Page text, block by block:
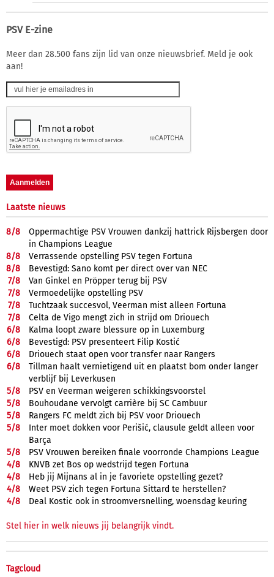
PSV E-zine
Meer dan 28.500 fans zijn lid van onze nieuwsbrief. Meld je ook
aan!
Laatste nieuws
8/8
Oppermachtige PSV Vrouwen dankzij hattrick Rijsbergen door
in Champions League
8/8
Verrassende opstelling PSV tegen Fortuna
8/8
Bevestigd: Sano komt per direct over van NEC
7/8
Van Ginkel en Pröpper terug bij PSV
7/8
Vermoedelijke opstelling PSV
7/8
Tuchtzaak succesvol, Veerman mist alleen Fortuna
7/8
Celta de Vigo mengt zich in strijd om Driouech
6/8
Kalma loopt zware blessure op in Luxemburg
6/8
Bevestigd: PSV presenteert Filip Kostić
6/8
Driouech staat open voor transfer naar Rangers
6/8
Tillman haalt vernietigend uit en plaatst bom onder langer
verblijf bij Leverkusen
5/8
PSV en Veerman weigeren schikkingsvoorstel
5/8
Bouhoudane vervolgt carrière bij SC Cambuur
5/8
Rangers FC meldt zich bij PSV voor Driouech
5/8
Inter moet dokken voor Perišić, clausule geldt alleen voor
Barça
5/8
PSV Vrouwen bereiken finale voorronde Champions League
4/8
KNVB zet Bos op wedstrijd tegen Fortuna
4/8
Heb jij Mijnans al in je favoriete opstelling gezet?
4/8
Weet PSV zich tegen Fortuna Sittard te herstellen?
4/8 Deal Kostic ook in stroomversnelling, woensdag keuring
Stel hier in welk nieuws jij belangrijk vindt.
Tagcloud